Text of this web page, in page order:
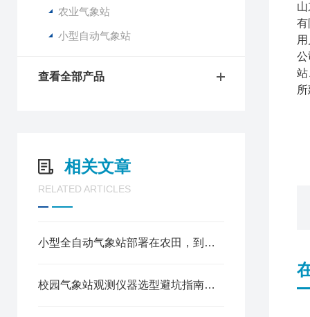
农业气象站
小型自动气象站
查看全部产品
相关文章
RELATED ARTICLES
小型全自动气象站部署在农田，到底能省多少人工成本
校园气象站观测仪器选型避坑指南：防水、防雷、抗风，这5个指标一个都不能少！
有
公
站